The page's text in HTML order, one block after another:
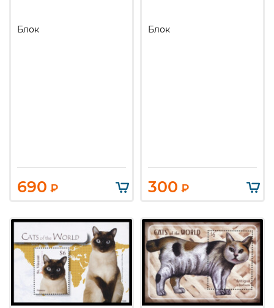
Блок
690 ₽
Блок
300 ₽